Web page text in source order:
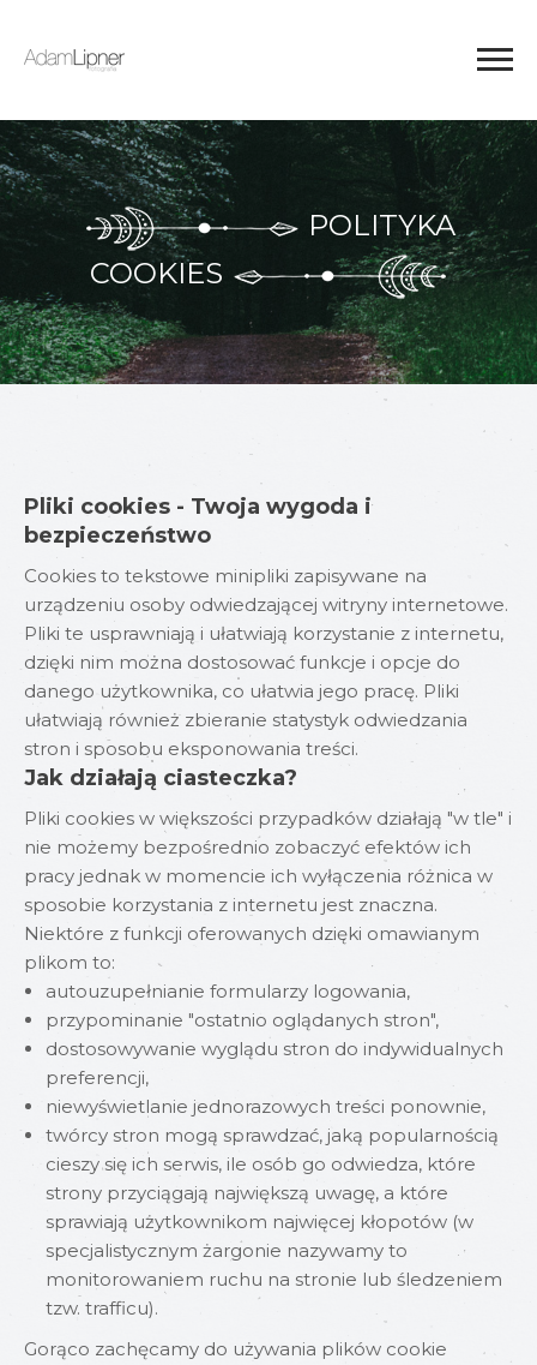
POLITYKA
COOKIES
Pliki cookies - Twoja wygoda i
bezpieczeństwo
Cookies to tekstowe minipliki zapisywane na
urządzeniu osoby odwiedzającej witryny internetowe.
Pliki te usprawniają i ułatwiają korzystanie z internetu,
dzięki nim można dostosować funkcje i opcje do
danego użytkownika, co ułatwia jego pracę. Pliki
ułatwiają również zbieranie statystyk odwiedzania
stron i sposobu eksponowania treści.
Jak działają ciasteczka?
Pliki cookies w większości przypadków działają "w tle" i
nie możemy bezpośrednio zobaczyć efektów ich
pracy jednak w momencie ich wyłączenia różnica w
sposobie korzystania z internetu jest znaczna.
Niektóre z funkcji oferowanych dzięki omawianym
plikom to:
autouzupełnianie formularzy logowania,
przypominanie "ostatnio oglądanych stron",
dostosowywanie wyglądu stron do indywidualnych
preferencji,
niewyświetlanie jednorazowych treści ponownie,
twórcy stron mogą sprawdzać, jaką popularnością
cieszy się ich serwis, ile osób go odwiedza, które
strony przyciągają największą uwagę, a które
sprawiają użytkownikom najwięcej kłopotów (w
specjalistycznym żargonie nazywamy to
monitorowaniem ruchu na stronie lub śledzeniem
tzw. trafficu).
Gorąco zachęcamy do używania plików cookie